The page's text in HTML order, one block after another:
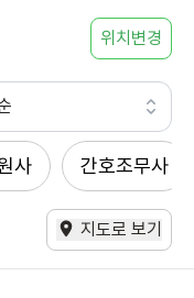
위치변경
사 간호조무사
지도로 보기